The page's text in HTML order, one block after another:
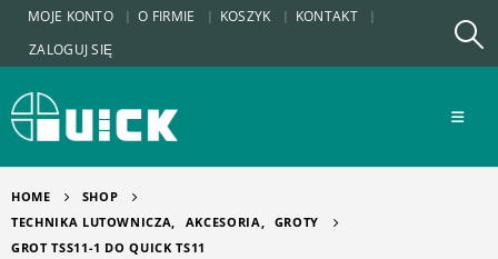
MOJE KONTO O FIRMIE KOSZYK
KONTAKT
ZALOGUJ SIĘ
HOME
SHOP
TECHNIKA LUTOWNICZA, AKCESORIA, GROTY
GROT TSS11-1 DO QUICK TS11